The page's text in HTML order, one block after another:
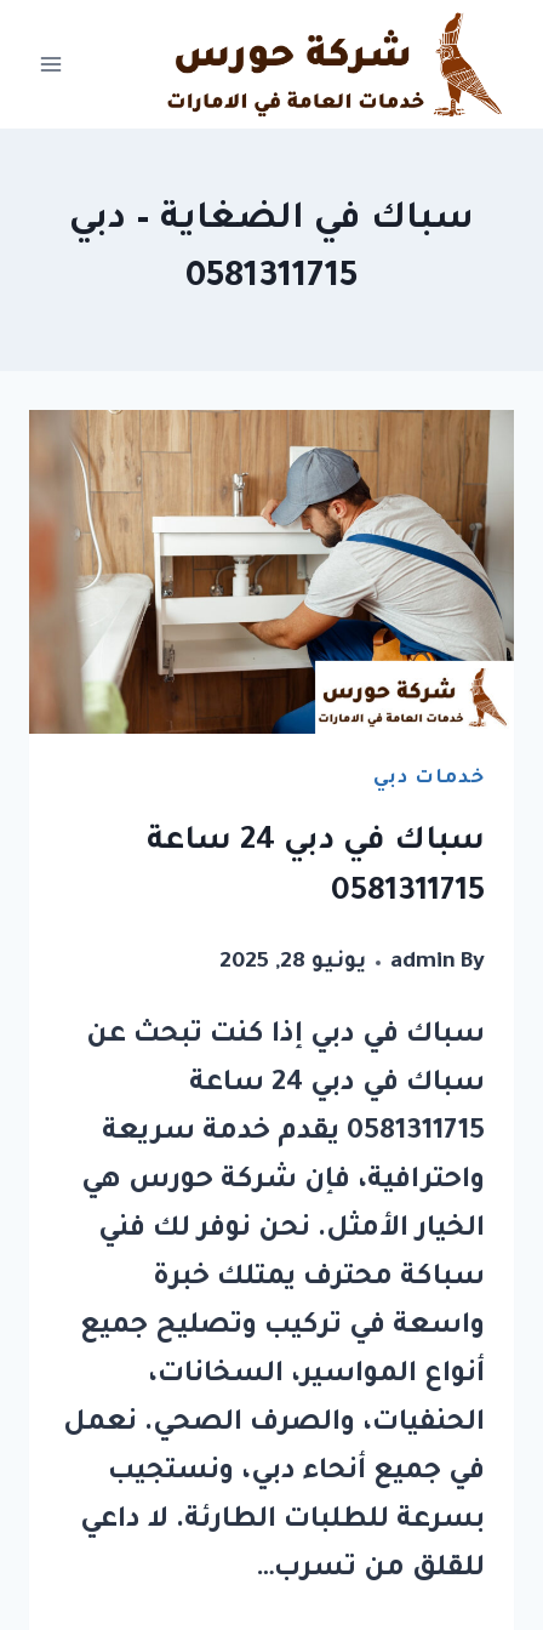
content
سباك في الضغاية – دبي
0581311715
خدمات دبي
سباك في دبي 24 ساعة
0581311715
By
admin يونيو 28, 2025
سباك في دبي إذا كنت تبحث عن
سباك في دبي 24 ساعة
0581311715 يقدم خدمة سريعة
واحترافية، فإن شركة حورس هي
الخيار الأمثل. نحن نوفر لك فني
سباكة محترف يمتلك خبرة
واسعة في تركيب وتصليح جميع
أنواع المواسير، السخانات،
الحنفيات، والصرف الصحي. نعمل
في جميع أنحاء دبي، ونستجيب
بسرعة للطلبات الطارئة. لا داعي
للقلق من تسرب…